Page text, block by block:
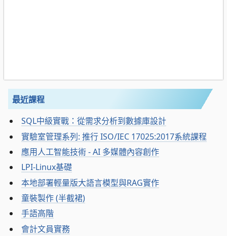
最近課程
SQL中級實戰：從需求分析到數據庫設計
實驗室管理系列: 推行 ISO/IEC 17025:2017系統課程
應用人工智能技術 - AI 多媒體內容創作
LPI-Linux基礎
本地部署輕量版大語言模型與RAG實作
童裝製作 (半截裙)
手語高階
會計文員實務